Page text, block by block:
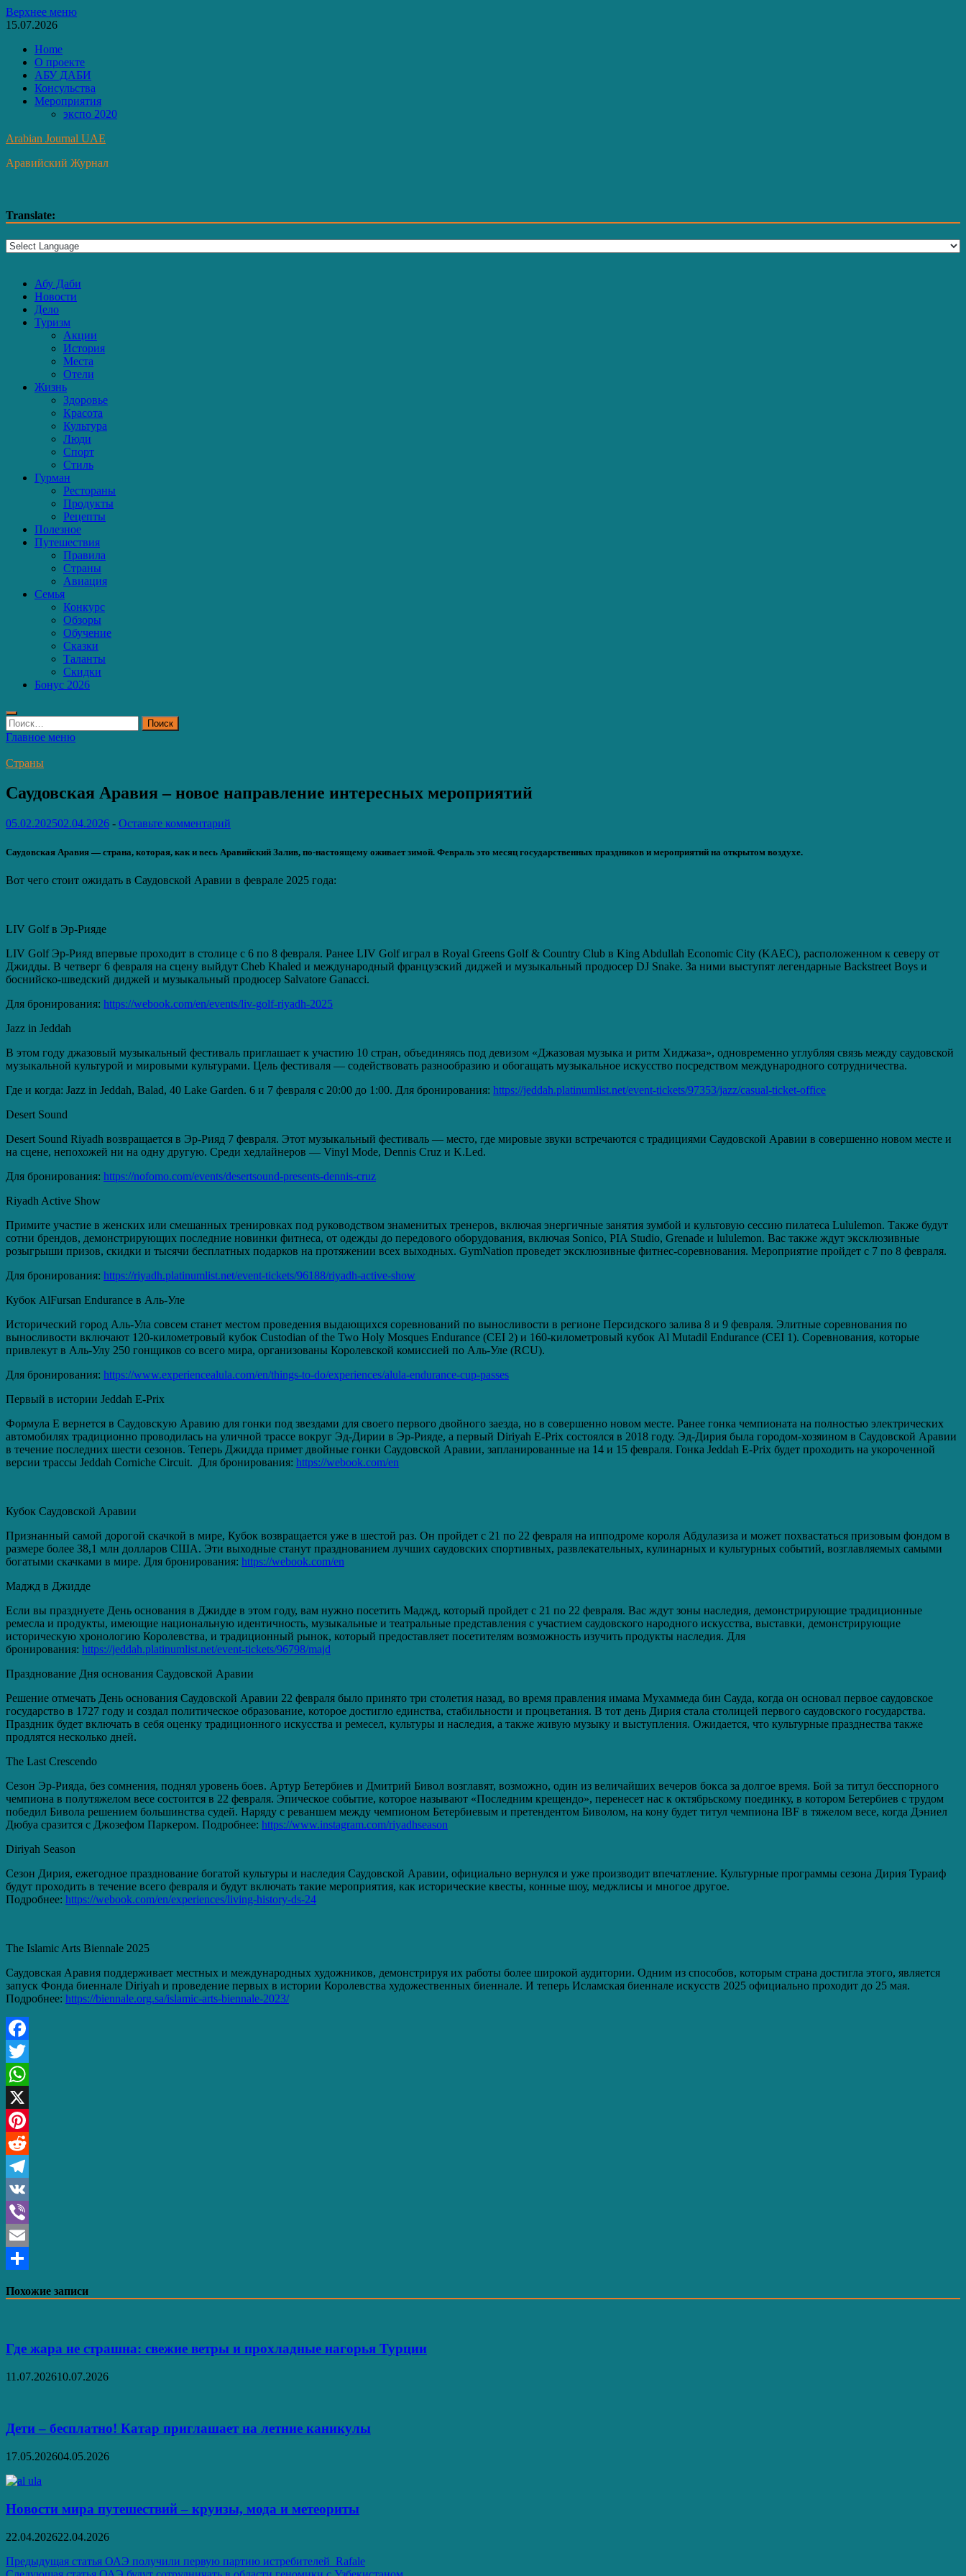
Перейти
к
Верхнее меню
15.07.2026
Home
О проекте
АБУ ДАБИ
Консульства
Мероприятия
экспо 2020
Arabian Journal UAE
Аравийский Журнал
Translate:
Абу Даби
Новости
Дело
Туризм
Акции
История
Места
Отели
Жизнь
Здоровье
Красота
Культура
Люди
Спорт
Стиль
Гурман
Рестораны
Продукты
Рецепты
Полезное
Путешествия
Правила
Страны
Авиация
Семья
Конкурс
Обзоры
Обучение
Сказки
Таланты
Скидки
Бонус 2026
Найти:
Главное меню
Страны
Саудовская Аравия – новое направление интересных мероприятий
05.02.202502.04.2026 - Оставьте комментарий
Саудовская Аравия — страна, которая, как и весь Аравийский Залив, по-настоящему оживает зимой. Февраль это месяц государственных праздников и мероприятий на открытом воздухе.
Вот чего стоит ожидать в Саудовской Аравии в феврале 2025 года:
LIV Golf в Эр-Рияде
LIV Golf Эр-Рияд впервые проходит в столице с 6 по 8 февраля. Ранее LIV Golf играл в Royal Greens Golf & Country Club в King Abdullah Economic City (KAEC), расположенном к северу от
Джидды. В четверг 6 февраля на сцену выйдут Cheb Khaled и международный французский диджей и музыкальный продюсер DJ Snake. За ними выступят легендарные Backstreet Boys и
боснийско-шведский диджей и музыкальный продюсер Salvatore Ganacci.
Для бронирования: https://webook.com/en/events/liv-golf-riyadh-2025
Jazz in Jeddah
В этом году джазовый музыкальный фестиваль приглашает к участию 10 стран, объединяясь под девизом «Джазовая музыка и ритм Хиджаза», одновременно углубляя связь между саудовской
музыкальной культурой и мировыми культурами. Цель фестиваля — содействовать разнообразию и обогащать музыкальное искусство посредством международного сотрудничества.
Где и когда: Jazz in Jeddah, Balad, 40 Lake Garden. 6 и 7 февраля с 20:00 до 1:00. Для бронирования: https://jeddah.platinumlist.net/event-tickets/97353/jazz/casual-ticket-office
Desert Sound
Desert Sound Riyadh возвращается в Эр-Рияд 7 февраля. Этот музыкальный фестиваль — место, где мировые звуки встречаются с традициями Саудовской Аравии в совершенно новом месте и
на сцене, непохожей ни на одну другую. Среди хедлайнеров — Vinyl Mode, Dennis Cruz и K.Led.
Для бронирования: https://nofomo.com/events/desertsound-presents-dennis-cruz
Riyadh Active Show
Примите участие в женских или смешанных тренировках под руководством знаменитых тренеров, включая энергичные занятия зумбой и культовую сессию пилатеса Lululemon. Также будут
сотни брендов, демонстрирующих последние новинки фитнеса, от одежды до передового оборудования, включая Sonico, PIA Studio, Grenade и lululemon. Вас также ждут эксклюзивные
розыгрыши призов, скидки и тысячи бесплатных подарков на протяжении всех выходных. GymNation проведет эксклюзивные фитнес-соревнования. Мероприятие пройдет с 7 по 8 февраля.
Для бронирования: https://riyadh.platinumlist.net/event-tickets/96188/riyadh-active-show
Кубок AlFursan Endurance в Аль-Уле
Исторический город Аль-Ула совсем станет местом проведения выдающихся соревнований по выносливости в регионе Персидского залива 8 и 9 февраля. Элитные соревнования по
выносливости включают 120-километровый кубок Custodian of the Two Holy Mosques Endurance (CEI 2) и 160-километровый кубок Al Mutadil Endurance (CEI 1). Соревнования, которые
привлекут в Аль-Улу 250 гонщиков со всего мира, организованы Королевской комиссией по Аль-Уле (RCU).
Для бронирования: https://www.experiencealula.com/en/things-to-do/experiences/alula-endurance-cup-passes
Первый в истории Jeddah E-Prix
Формула E вернется в Саудовскую Аравию для гонки под звездами для своего первого двойного заезда, но в совершенно новом месте. Ранее гонка чемпионата на полностью электрических
автомобилях традиционно проводилась на уличной трассе вокруг Эд-Дирии в Эр-Рияде, а первый Diriyah E-Prix состоялся в 2018 году. Эд-Дирия была городом-хозяином в Саудовской Аравии
в течение последних шести сезонов. Теперь Джидда примет двойные гонки Саудовской Аравии, запланированные на 14 и 15 февраля. Гонка Jeddah E-Prix будет проходить на укороченной
версии трассы Jeddah Corniche Circuit. Для бронирования: https://webook.com/en
Кубок Саудовской Аравии
Признанный самой дорогой скачкой в ​​мире, Кубок возвращается уже в шестой раз. Он пройдет с 21 по 22 февраля на ипподроме короля Абдулазиза и может похвастаться призовым фондом в
размере более 38,1 млн долларов США. Эти выходные станут празднованием лучших саудовских спортивных, развлекательных, кулинарных и культурных событий, возглавляемых самыми
богатыми скачками в мире. Для бронирования: https://webook.com/en
Маджд в Джидде
Если вы празднуете День основания в Джидде в этом году, вам нужно посетить Маджд, который пройдет с 21 по 22 февраля. Вас ждут зоны наследия, демонстрирующие традиционные
ремесла и продукты, имеющие национальную идентичность, музыкальные и театральные представления с участием саудовского народного искусства, выставки, демонстрирующие
историческую хронологию Королевства, и традиционный рынок, который предоставляет посетителям возможность изучить продукты наследия. Для
бронирования: https://jeddah.platinumlist.net/event-tickets/96798/majd
Празднование Дня основания Саудовской Аравии
Решение отмечать День основания Саудовской Аравии 22 февраля было принято три столетия назад, во время правления имама Мухаммеда бин Сауда, когда он основал первое саудовское
государство в 1727 году и создал политическое образование, которое достигло единства, стабильности и процветания. В тот день Дирия стала столицей первого саудовского государства.
Праздник будет включать в себя оценку традиционного искусства и ремесел, культуры и наследия, а также живую музыку и выступления. Ожидается, что культурные празднества также
продлятся несколько дней.
The Last Crescendo
Сезон Эр-Рияда, без сомнения, поднял уровень боев. Артур Бетербиев и Дмитрий Бивол возглавят, возможно, один из величайших вечеров бокса за долгое время. Бой за титул бесспорного
чемпиона в полутяжелом весе состоится в 22 февраля. Эпическое событие, которое называют «Последним крещендо», перенесет нас к октябрьскому поединку, в котором Бетербиев с трудом
победил Бивола решением большинства судей. Наряду с реваншем между чемпионом Бетербиевым и претендентом Биволом, на кону будет титул чемпиона IBF в тяжелом весе, когда Дэниел
Дюбуа сразится с Джозефом Паркером. Подробнее: https://www.instagram.com/riyadhseason
Diriyah Season
Сезон Дирия, ежегодное празднование богатой культуры и наследия Саудовской Аравии, официально вернулся и уже производит впечатление. Культурные программы сезона Дирия Тураиф
будут проходить в течение всего февраля и будут включать такие мероприятия, как исторические квесты, конные шоу, меджлисы и многое другое.
Подробнее: https://webook.com/en/experiences/living-history-ds-24
The Islamic Arts Biennale 2025
Саудовская Аравия поддерживает местных и международных художников, демонстрируя их работы более широкой аудитории. Одним из способов, которым страна достигла этого, является
запуск Фонда биеннале Diriyah и проведение первых в истории Королевства художественных биеннале. И теперь Исламская биеннале искусств 2025 официально проходит до 25 мая.
Подробнее: https://biennale.org.sa/islamic-arts-biennale-2023/
Facebook
Twitter
WhatsApp
X
Pinterest
Reddit
Telegram
VK
Viber
Email
Похожие записи
Где жара не страшна: свежие ветры и прохладные нагорья Турции
11.07.202610.07.2026
Дети – бесплатно! Катар приглашает на летние каникулы
17.05.202604.05.2026
Новости мира путешествий – круизы, мода и метеориты
22.04.202622.04.2026
Навигация
Предыдущая статья ОАЭ получили первую партию истребителей Rafale